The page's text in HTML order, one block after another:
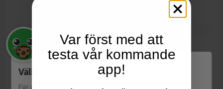
Vitamin A
Riboflavin
Niacin
71mg
Pantotensyra
Välkommen till Matspar.se
För att leverera en personlig upplevelse, mäta sajtens
Var först med att
testa vår kommande
app!